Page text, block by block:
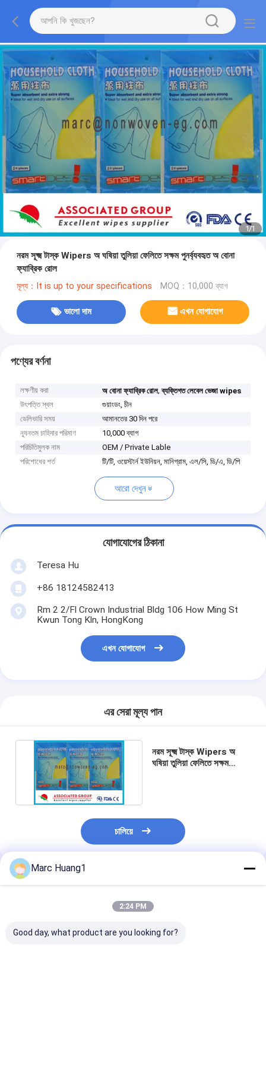
1/1
নরম সূক্ষ্ম টাস্ক Wipers অ ঘষিয়া তুলিয়া ফেলিতে সক্ষম পুনর্ব্যবহৃত অ বোনা
ফ্যাব্রিক রোল
মূল্য：It is up to your specifications MOQ：10,000 ব্যাগ
ভালো দাম এখন যোগাযোগ
পণ্যের বর্ণনা
লক্ষণীয় করা অ বোনা ফ্যাব্রিক রোল,ব্যক্তিগত লেবেল ভেজা wipes
উৎপত্তি স্থল
গুয়াংডং, চীন
ডেলিভারি সময়
আমানতের 30 দিন পরে
ন্যূনতম চাহিদার পরিমাণ
10,000 ব্যাগ
পরিচিতিমুলক নাম
OEM / Private Lable
পরিশোধের শর্ত
টি/টি, ওয়েস্টার্ন ইউনিয়ন, মানিগ্রাম, এল/সি, ডি/এ, ডি/পি
আরো দেখুন
যোগাযোগের ঠিকানা
Teresa Hu
+86 18124582413
Rm 2 2/Fl Crown Industrial Bldg 106 How Ming St
Kwun Tong Kln, HongKong
এখন যোগাযোগ
এর সেরা মূল্য পান
নরম সূক্ষ্ম টাস্ক Wipers অ
ঘষিয়া তুলিয়া ফেলিতে সক্ষম
চালিয়ে
প্রস্তাবিত পণ্য
Marc Huang1
2:24 PM
Good day, what product are you looking for?